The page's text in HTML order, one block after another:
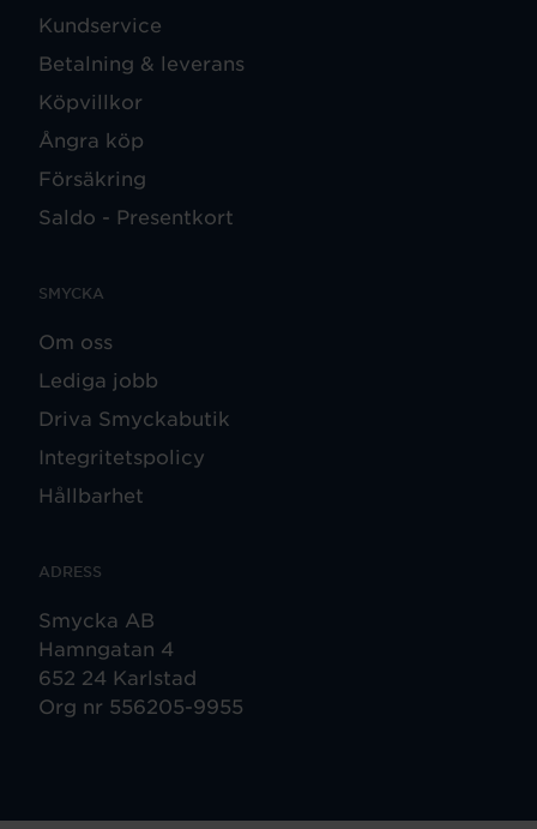
Kundservice
Betalning & leverans
Köpvillkor
Ångra köp
Försäkring
Saldo - Presentkort
SMYCKA
Om oss
Lediga jobb
Driva Smyckabutik
Integritetspolicy
Hållbarhet
ADRESS
Smycka AB
Hamngatan 4
652 24 Karlstad
Org nr 556205-9955